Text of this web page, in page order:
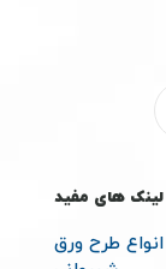
صرافیان طبقه